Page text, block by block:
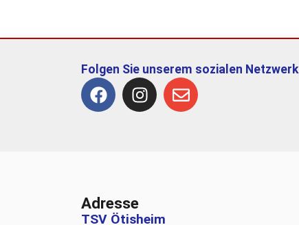
Folgen Sie unserem sozialen Netzwerk
Adresse
TSV Ötisheim